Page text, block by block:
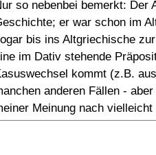
so nebenbei bemerkt: Der
er war schon im
bis ins Altgriechische
im Dativ stehende
kommt (z.B.
anderen Fällen -
Meinung nach